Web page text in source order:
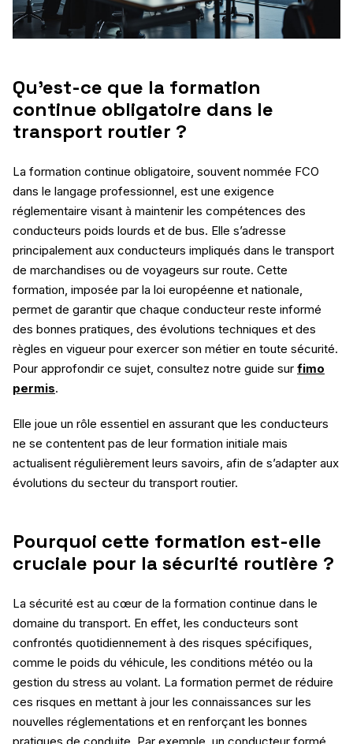
Qu’est-ce que la formation
continue obligatoire dans le
transport routier ?
La formation continue obligatoire, souvent nommée FCO
dans le langage professionnel, est une exigence
réglementaire visant à maintenir les compétences des
conducteurs poids lourds et de bus. Elle s’adresse
principalement aux conducteurs impliqués dans le transport
de marchandises ou de voyageurs sur route. Cette
formation, imposée par la loi européenne et nationale,
permet de garantir que chaque conducteur reste informé
des bonnes pratiques, des évolutions techniques et des
règles en vigueur pour exercer son métier en toute sécurité.
Pour approfondir ce sujet, consultez notre guide sur fimo
permis.
Elle joue un rôle essentiel en assurant que les conducteurs
ne se contentent pas de leur formation initiale mais
actualisent régulièrement leurs savoirs, afin de s’adapter aux
évolutions du secteur du transport routier.
Pourquoi cette formation est-elle
cruciale pour la sécurité routière ?
La sécurité est au cœur de la formation continue dans le
domaine du transport. En effet, les conducteurs sont
confrontés quotidiennement à des risques spécifiques,
comme le poids du véhicule, les conditions météo ou la
gestion du stress au volant. La formation permet de réduire
ces risques en mettant à jour les connaissances sur les
nouvelles réglementations et en renforçant les bonnes